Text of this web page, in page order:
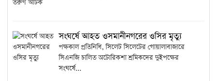
সংঘর্ষে আহত ওসমানীনগরের ওসির মৃত্যু
পক্ষকাল প্রতিনিধি, সিলেট সিলেটের গোয়ালাবাজারে
সিএনজি চালিত অটোরিকশা শ্রমিকদের দুইপক্ষের
সংঘর্ষে...